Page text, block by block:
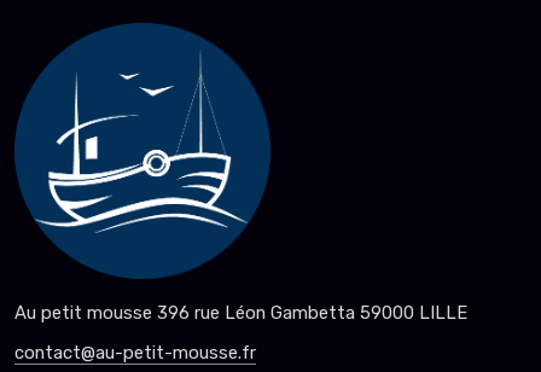
Au petit mousse 396 rue Léon Gambetta 59000 LILLE
contact@au-petit-mousse.fr